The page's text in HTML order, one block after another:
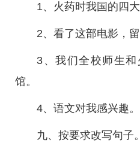
1、火药时我国的四大
2、看了这部电影，
3、我们全校师生
馆。
4、语文对我感兴趣。
九、按要求改写句子